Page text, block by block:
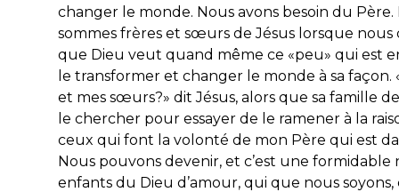
changer le monde. Nous avons besoin du Père.
sommes frères et sœurs de Jésus lorsque nous
que Dieu veut quand même ce «peu» qui est
le transformer et changer le monde à sa façon.
et mes sœurs?» dit Jésus, alors que sa famille
le chercher pour essayer de le ramener à la
ceux qui font la volonté de mon Père qui est
Nous pouvons devenir, et c’est une formidable
enfants du Dieu d’amour, qui que nous